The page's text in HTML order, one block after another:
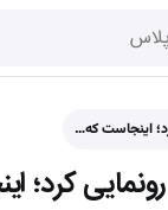
اینجاست که…